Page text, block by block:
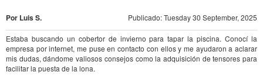
Por Luis S. Publicado: Tuesday 30 September, 2025
Estaba buscando un cobertor de invierno para tapar la piscina. Conocí la
empresa por internet, me puse en contacto con ellos y me ayudaron a aclarar
mis dudas, dándome valiosos consejos como la adquisición de tensores para
facilitar la puesta de la lona.